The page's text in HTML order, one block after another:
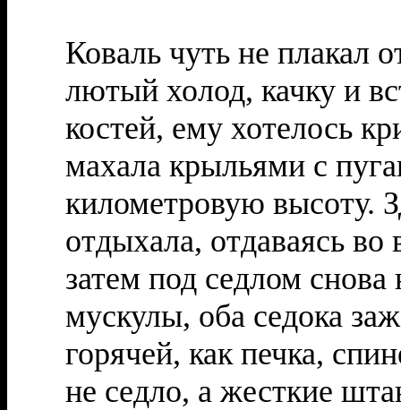
Коваль чуть не плакал
лютый холод, качку и
костей, ему хотелось
махала крыльями с
километровую высоту.
отдыхала, отдаваясь
затем под седлом
мускулы, оба седока
горячей, как печка,
не седло, а жесткие